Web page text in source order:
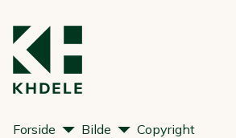
Forside Bilde Copyright